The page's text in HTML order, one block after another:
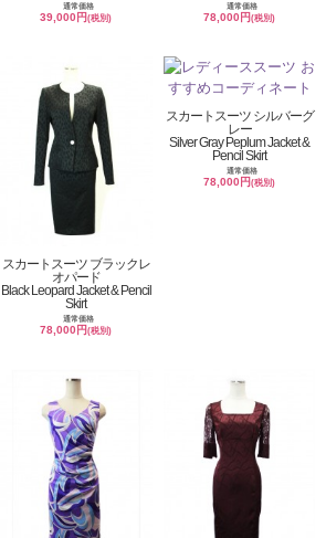
通常価格
39,000円(税別)
通常価格
78,000円(税別)
スカートスーツ ブラックレ
オパード
Black Leopard Jacket & Pencil
Skirt
通常価格
78,000円(税別)
スカートスーツ シルバーグ
レー
Silver Gray Peplum Jacket &
Pencil Skirt
通常価格
78,000円(税別)